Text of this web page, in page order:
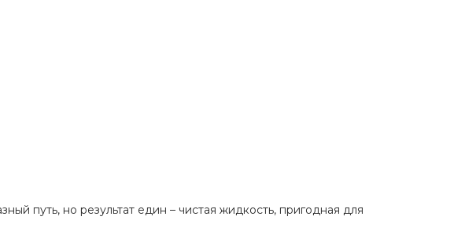
путь, но результат един – чистая жидкость, пригодная для